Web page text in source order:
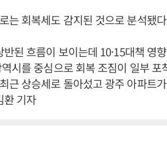
는 회복세도 감지된 것으로 분석됐
된 흐름이 보이는데 10·15대책 영
시를 중심으로 회복 조짐이 일부 포
근 상승세로 돌아섰고 광주 아파트
환 기자